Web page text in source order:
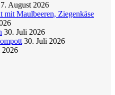
7. August 2026
mit Maulbeeren, Ziegenkäse
30. Juli 2026
30. Juli 2026
2026